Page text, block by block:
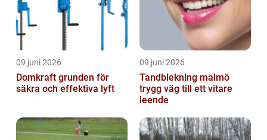
09 juni 2026
Domkraft grunden för
säkra och effektiva lyft
09 juni 2026
Tandblekning malmö
trygg väg till ett vitare
leende